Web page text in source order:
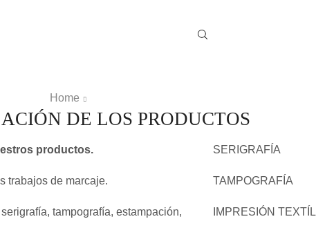
Home
DE LOS PRODUCTOS
productos.
trabajos de marcaje.
tampografía, estampación,
SERIGRAFÍA
TAMPOGRAFÍA
IMPRESIÓN TEXTÍL